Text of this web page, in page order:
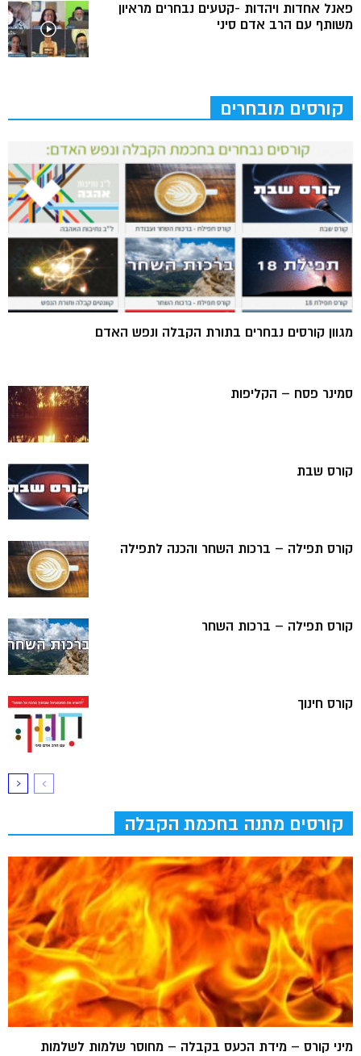
פאנל אחדות ויהדות -קטעים נבחרים מראיון
משותף עם הרב אדם סיני
קורסים מובחרים
מגוון קורסים נבחרים בתורת הקבלה ונפש האדם
סמינר פסח – הקליפות
קורס שבת
קורס תפילה – ברכות השחר והכנה לתפילה
קורס תפילה – ברכות השחר
קורס חינוך
קורסים מתנה בחכמת הקבלה
מיני קורס – מידת הכעס בקבלה – מחוסר שלמות לשלמות